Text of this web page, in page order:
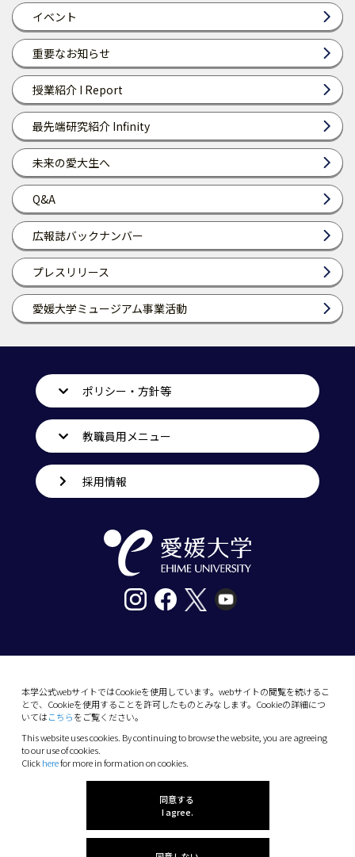
イベント
重要なお知らせ
授業紹介 I Report
最先端研究紹介 Infinity
未来の愛大生へ
Q&A
広報誌バックナンバー
プレスリリース
愛媛大学ミュージアム事業活動
本学公式webサイトではCookieを使用しています。webサイトの閲覧を続けるこ
とで、Cookieを使用することを許可したものとみなします。Cookieの詳細につ
いてはこちらをご覧ください。
This website uses cookies. By continuing to browse the website, you are agreeing
to our use of cookies.
Clickherefor more in formation on cookies.
同意する
I agree.
ポリシー・方針等
教職員用メニュー
採用情報
10-13 Dogo-Himata, Matsuyama, Ehime 790-
Phone: +81 89-927-9000
(C) 2026 Ehime University.